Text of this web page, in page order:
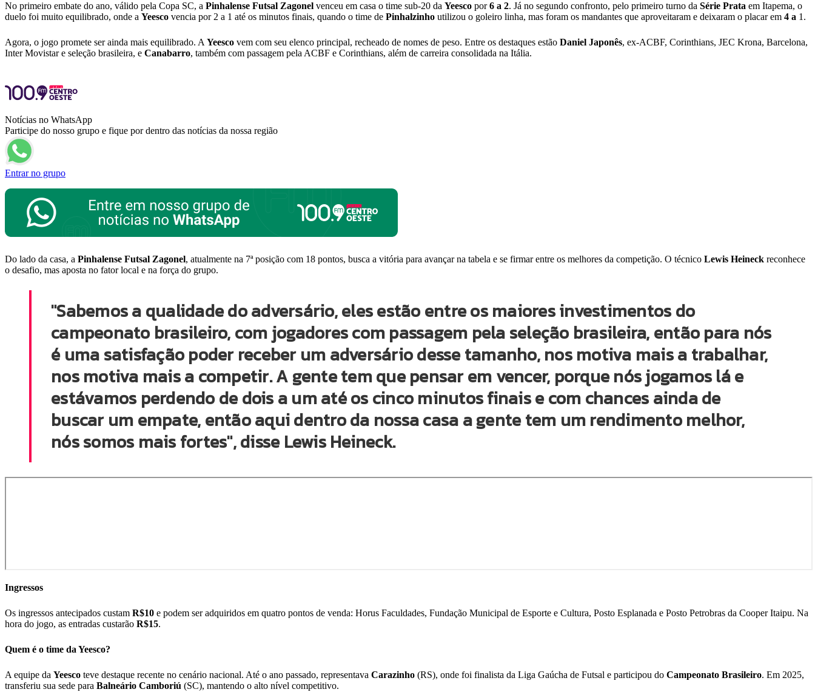
No primeiro embate do ano, válido pela Copa SC, a Pinhalense Futsal Zagonel venceu em casa o time sub-20 da Yeesco por6 a 2. Já no segundo confronto, pelo primeiro turno da Série Prata em Itapema, o
duelo foi muito equilibrado, onde a Yeesco vencia por 2 a 1 até os minutos finais, quando o time de Pinhalzinho utilizou o goleiro linha, mas foram os mandantes que aproveitaram e deixaram o placar em 4 a 1.
Agora, o jogo promete ser ainda mais equilibrado. A Yeesco vem com seu elenco principal, recheado de nomes de peso. Entre os destaques estão Daniel Japonês, ex-ACBF, Corinthians, JEC Krona, Barcelona,
Inter Movistar e seleção brasileira, e Canabarro, também com passagem pela ACBF e Corinthians, além de carreira consolidada na Itália.
Notícias no WhatsApp
Participe do nosso grupo e fique por dentro das notícias da nossa região
Entrar no grupo
Do lado da casa, a Pinhalense Futsal Zagonel, atualmente na 7ª posição com 18 pontos, busca a vitória para avançar na tabela e se firmar entre os melhores da competição. O técnico Lewis Heineck reconhece
o desafio, mas aposta no fator local e na força do grupo.
"Sabemos a qualidade do adversário, eles estão entre os maiores investimentos do
campeonato brasileiro, com jogadores com passagem pela seleção brasileira, então para nós
é uma satisfação poder receber um adversário desse tamanho, nos motiva mais a trabalhar,
nos motiva mais a competir. A gente tem que pensar em vencer, porque nós jogamos lá e
estávamos perdendo de dois a um até os cinco minutos finais e com chances ainda de
buscar um empate, então aqui dentro da nossa casa a gente tem um rendimento melhor,
nós somos mais fortes", disse Lewis Heineck.
Ingressos
Os ingressos antecipados custam R$10 e podem ser adquiridos em quatro pontos de venda: Horus Faculdades, Fundação Municipal de Esporte e Cultura, Posto Esplanada e Posto Petrobras da Cooper Itaipu. Na
hora do jogo, as entradas custarão R$15.
Quem é o time da Yeesco?
A equipe da Yeesco teve destaque recente no cenário nacional. Até o ano passado, representava Carazinho (RS), onde foi finalista da Liga Gaúcha de Futsal e participou do Campeonato Brasileiro. Em 2025,
transferiu sua sede para Balneário Camboriú (SC), mantendo o alto nível competitivo.